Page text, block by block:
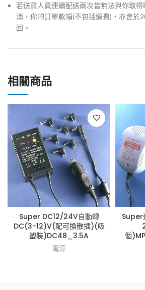
若送貨人員連續配送兩次皆無法與你取
消，你的訂單款項(不包括運費)，亦會於
回。
相關商品
Super DC12/24V自動轉
DC(3-12)V(配可換散插)(吸
塑裝)DC48_3.5A
電源
Super
個